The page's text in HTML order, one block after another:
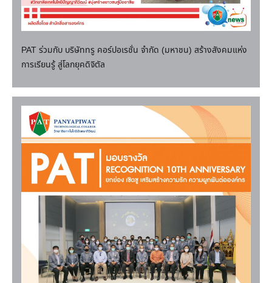
PAT ร่วมกับ บริษัททรู คอร์ปอเรชั่น จํากัด (มหาชน) สร้างสังคมแห่ง
การเรียนรู้ สู่โลกยุคดิจิตัล